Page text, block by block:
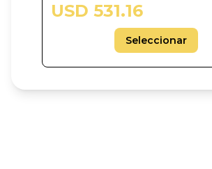
USD 531.16
Seleccionar